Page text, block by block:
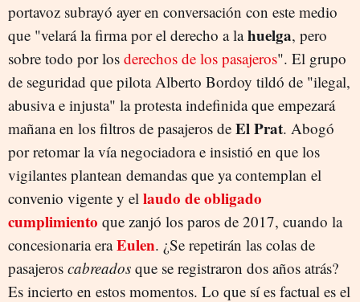
portavoz subrayó ayer en conversación con este medio
que "velará la firma por el derecho a lahuelga, pero
sobre todo por los derechos de los pasajeros". El grupo
de seguridad que pilota Alberto Bordoy tildó de "ilegal,
abusiva e injusta" la protesta indefinida que empezará
mañana en los filtros de pasajeros de El Prat. Abogó
por retomar la vía negociadora e insistió en que los
vigilantes plantean demandas que ya contemplan el
convenio vigente y el laudo de obligado
cumplimiento que zanjó los paros de 2017, cuando la
concesionaria eraEulen. ¿Se repetirán las colas de
pasajeros cabreados que se registraron dos años atrás?
Es incierto en estos momentos. Lo que sí es factual es el